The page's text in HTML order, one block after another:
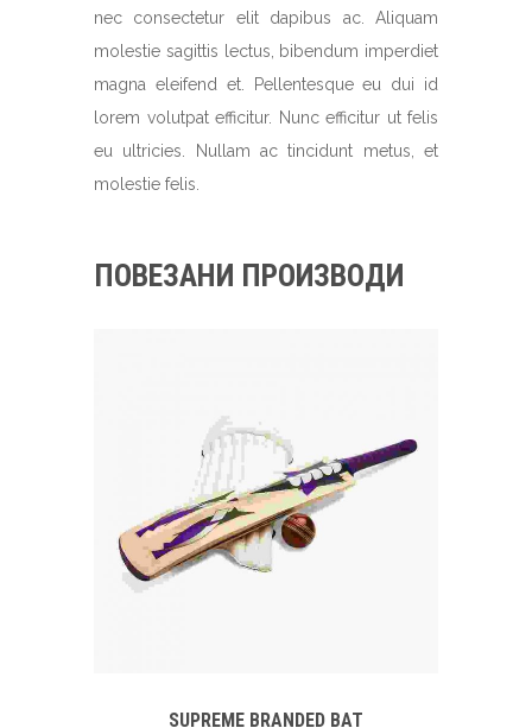
nec consectetur elit dapibus ac. Aliquam
molestie sagittis lectus, bibendum imperdiet
magna eleifend et. Pellentesque eu dui id
lorem volutpat efficitur. Nunc efficitur ut felis
eu ultricies. Nullam ac tincidunt metus, et
molestie felis.
ПОВЕЗАНИ ПРОИЗВОДИ
SUPREME BRANDED BAT